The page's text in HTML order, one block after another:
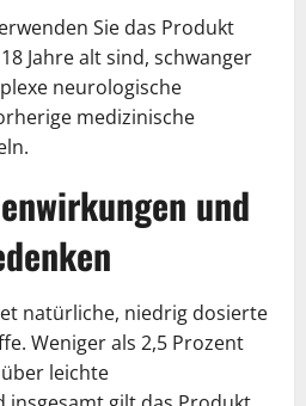
Sie das Produkt
Jahre alt sind, schwanger
neurologische
medizinische
und
natürliche, niedrig dosierte
Weniger als 2,5 Prozent
leichte